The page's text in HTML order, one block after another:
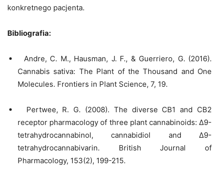
konkretnego pacjenta.
Bibliografia:
Andre, C. M., Hausman, J. F., & Guerriero, G. (2016).
Cannabis sativa: The Plant of the Thousand and One
Molecules. Frontiers in Plant Science, 7, 19.
Pertwee, R. G. (2008). The diverse CB1 and CB2
receptor pharmacology of three plant cannabinoids: Δ9-
tetrahydrocannabinol, cannabidiol and Δ9-
tetrahydrocannabivarin. British Journal of
Pharmacology, 153(2), 199-215.